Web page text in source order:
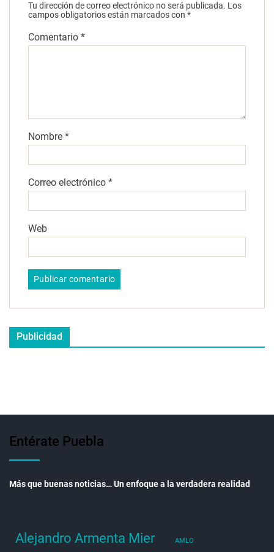
Tu dirección de correo electrónico no será publicada. Los
campos obligatorios están marcados con *
Comentario *
Nombre *
Correo electrónico *
Web
Publicidad
Entérate Puebla
Más que buenas noticias… Un enfoque a la verdadera realidad
Alejandro Armenta Mier AMLO